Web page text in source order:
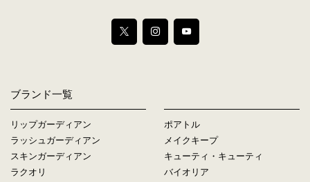
ブランド一覧
リップガーディアン
ラッシュガーディアン
スキンガーディアン
ラクオリ
ポアトル
メイクキープ
キューティ・キューティ
バイオリア